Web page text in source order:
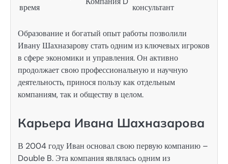
время
консультант
Образование и богатый опыт работы позволили
Ивану Шахназарову стать одним из ключевых игроков
в сфере экономики и управления. Он активно
продолжает свою профессиональную и научную
деятельность, принося пользу как отдельным
компаниям, так и обществу в целом.
Карьера Ивана Шахназарова
В 2004 году Иван основал свою первую компанию –
Double B. Эта компания являлась одним из